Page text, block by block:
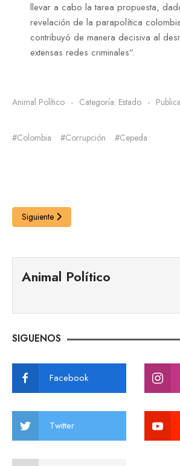
llevar a cabo la tarea propuesta,
revelación de la parapolítica
contribuyó de manera decisiva al
extensas redes criminales”.
Animal Político Categoría: Estado
#Colombia #Corrupción #Cepeda
Siguiente
Animal Político
SIGUENOS
Facebook
Twitter